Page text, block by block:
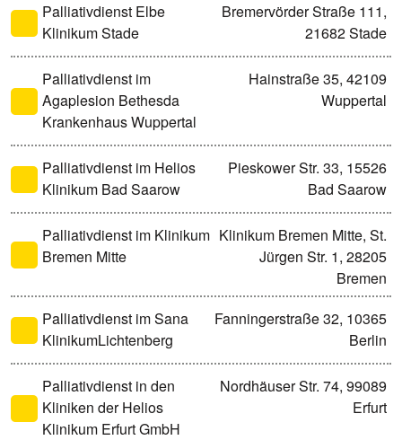
Palliativdienst Elbe
Klinikum Stade
Bremervörder Straße 111,
21682 Stade
Palliativdienst im
Agaplesion Bethesda
Krankenhaus Wuppertal
Hainstraße 35, 42109
Wuppertal
Palliativdienst im Helios
Klinikum Bad Saarow
Pieskower Str. 33, 15526
Bad Saarow
Palliativdienst im Klinikum
Bremen Mitte
Klinikum Bremen Mitte, St.
Jürgen Str. 1, 28205
Bremen
Palliativdienst im Sana
KlinikumLichtenberg
Fanningerstraße 32, 10365
Berlin
Palliativdienst in den
Kliniken der Helios
Klinikum Erfurt GmbH
Nordhäuser Str. 74, 99089
Erfurt